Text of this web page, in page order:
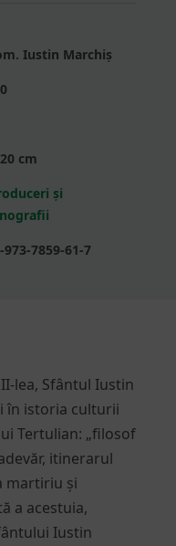
Iustin Marchiș
cm
și
973-7859-61-7
lea, Sfântul Iustin
în istoria culturii
Tertulian: „filosof
itinerarul
martiriu și
a acestuia,
Iustin